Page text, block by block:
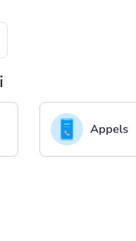
Appels